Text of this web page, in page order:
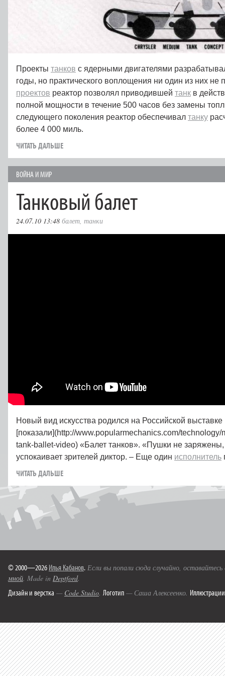
Проекты танков с ядерными двигателями
годы, но практического воплощения ни один из них не
проектов реактор позволял приводившей танк в
полной мощности в течение 500 часов без замены
следующего поколения реактор обеспечивал танку
более 4 000 миль.
ЧИТАТЬ ДАЛЬШЕ
ВОЙНА И МИР
Танковый балет
24.07.10 13:48 балет танки
Новый вид искусства родился на Российской
[показали](http://www.popularmechanics.com/
tank-ballet-video) «Балет танков». «Пушки не заряжены,
успокаивает зрителей диктор. – Еще один исполнитель
ЧИТАТЬ ДАЛЬШЕ
© 2000—2026 Илья Кабанов. Если вы попали сюда случайно,
мной. Made in Deptford.
Дизайн и верстка — Code Studio. Логотип — Саша Алексеенко. Иллюстрации